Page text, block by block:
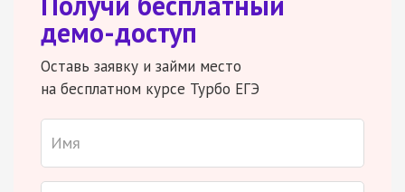
демо-доступ
Оставь заявку и займи место
на бесплатном курсе Турбо ЕГЭ